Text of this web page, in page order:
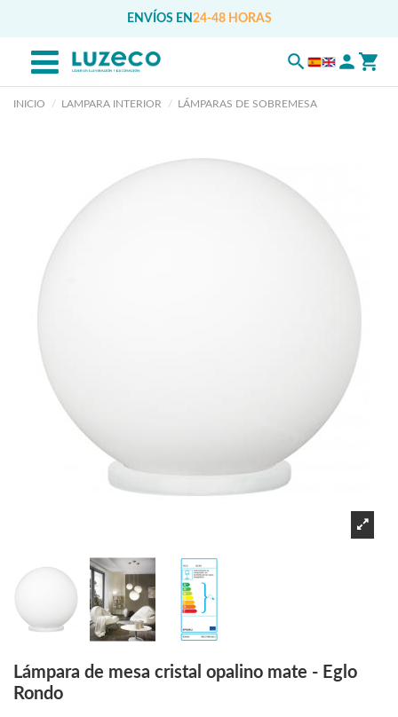
ENVÍOS EN 24-48 HORAS
INICIO LAMPARA INTERIOR LÁMPARAS DE SOBREMESA
Lámpara de mesa cristal opalino mate - Eglo
Rondo